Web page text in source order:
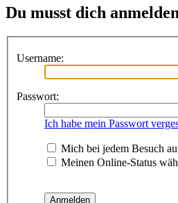
Du musst dich
Username:
Passwort:
Ich habe mein Passwort
Mich bei jedem Besuch
Meinen Online-Status